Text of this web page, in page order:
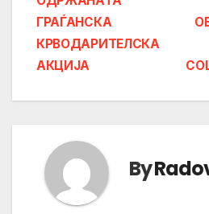
ГРАЃАНСКА
КРВОДАРИТЕЛСКА
АКЦИЈА
By